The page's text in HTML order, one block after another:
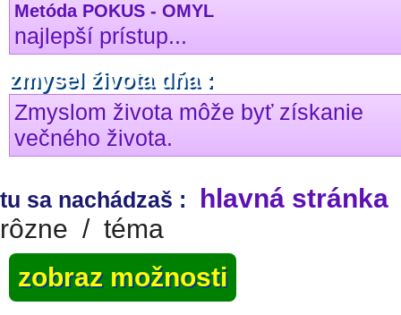
Metóda POKUS - OMYL
najlepší prístup...
zmysel života dňa :
Zmyslom života môže byť získanie
večného života.
tu sa nachádzaš : hlavná stránka
rôzne / téma
zobraz možnosti